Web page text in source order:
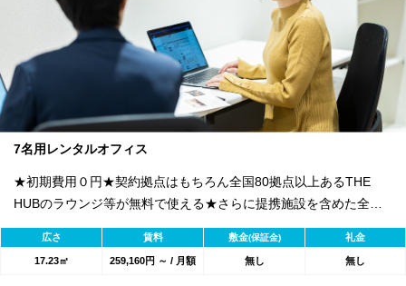
7名用レンタルオフィス
★初期費用０円★契約拠点はもちろん全国80拠点以上あるTHE
HUBのラウンジ等が無料で使える★さらに提携施設を含めた全
1800のワークスペースが利用可能★
広さ 賃料 敷金(保証金) 礼金
17.23㎡ 259,160円 ～ / 月額 無し 無し